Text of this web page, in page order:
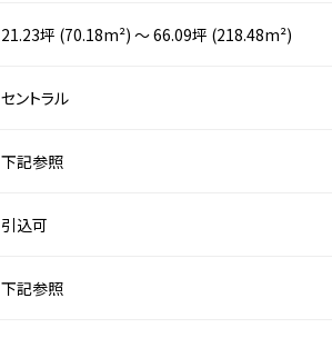
21.23坪 (70.18m²) ～ 66.09坪 (218.48m²)
セントラル
下記参照
引込可
下記参照